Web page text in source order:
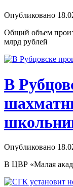
Опубликовано
Общий объем
млрд рублей
В
Опубликовано
В ЦВР «Малая